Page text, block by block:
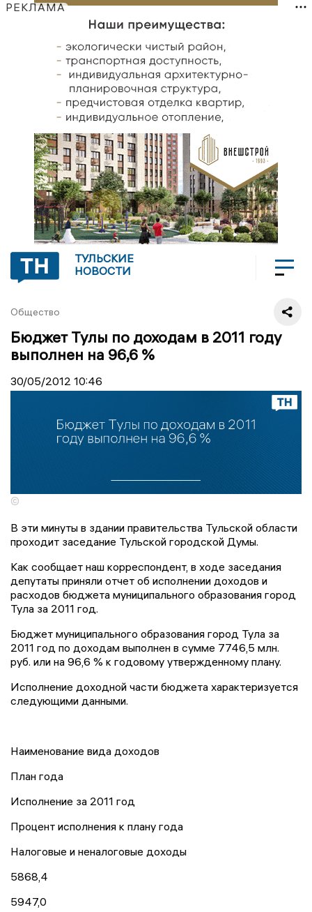
РЕКЛАМА
ТУЛЬСКИЕ
НОВОСТИ
Общество
Бюджет Тулы по доходам в 2011 году
выполнен на 96,6 %
30/05/2012 10:46
©
В эти минуты в здании правительства Тульской области
проходит заседание Тульской городской Думы.
Как сообщает наш корреспондент, в ходе заседания
депутаты приняли отчет об исполнении доходов и
расходов бюджета муниципального образования город
Тула за 2011 год.
Бюджет муниципального образования город Тула за
2011 год по доходам выполнен в сумме 7746,5 млн.
руб. или на 96,6 % к годовому утвержденному плану.
Исполнение доходной части бюджета характеризуется
следующими данными.
Наименование вида доходов
План года
Исполнение за 2011 год
Процент исполнения к плану года
Налоговые и неналоговые доходы
5868,4
5947,0